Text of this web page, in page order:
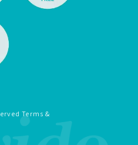
Terms &